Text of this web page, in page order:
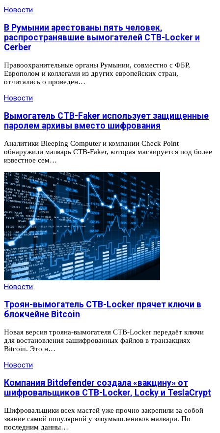
Новости
В Румынии арестованы пять человек,
распространявшие вымогателей CTB-Locker и
Cerber
Правоохранительные органы Румынии, совместно с ФБР,
Европолом и коллегами из других европейских стран,
отчитались о проведен…
Новости
Вымогатель CTB-Faker использует защищенные
паролем архивы вместо шифрования
Аналитики Bleeping Computer и компании Check Point
обнаружили малварь CTB-Faker, которая маскируется под более
известное сем…
Новости
Троян-вымогатель CTB-Locker прячет ключи в
блокчейне Bitcoin
Новая версия трояна-вымогателя CTB-Locker передаёт ключи
для востановления зашифрованных файлов в транзакциях
Bitcoin. Это н…
Новости
Компания Bitdefender создала «вакцину» от
шифровальщиков CTB-Locker, Locky и TeslaCrypt
Шифровальщики всех мастей уже прочно закрепили за собой
звание самой популярной у злоумышлеников малвари. По
последним данны…